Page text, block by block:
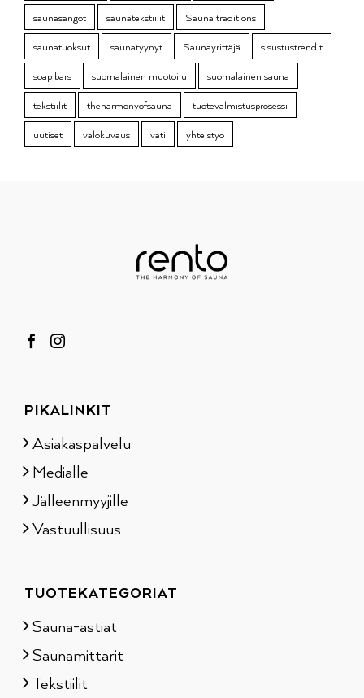
saunasangot
saunatekstiilit
Sauna traditions
saunatuoksut
saunatyynyt Saunayrittäjä
sisustustrendit
soap bars
suomalainen muotoilu
suomalainen sauna
tekstiilit
theharmonyofsauna
tuotevalmistusprosessi
uutiset
valokuvaus vati yhteistyö
PIKALINKIT
Asiakaspalvelu
Medialle
Jälleenmyyjille
Vastuullisuus
TUOTEKATEGORIAT
Sauna-astiat
Saunamittarit
Tekstiilit